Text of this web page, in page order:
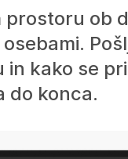
ob
kako se
do konca.